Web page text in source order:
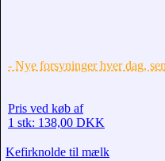
- Nye forsyninger hver dag,
Pris ved køb af
1 stk: 138,00 DKK
Kefirknolde til mælk